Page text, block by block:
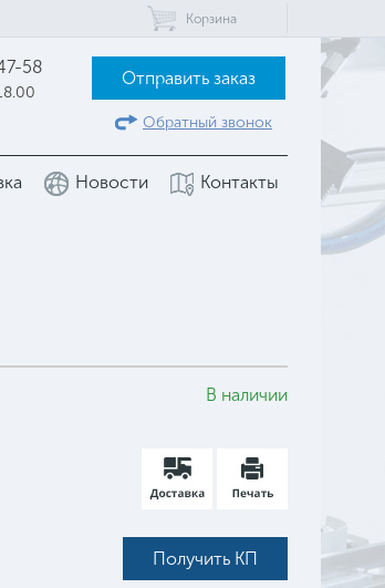
Корзина
58
Отправить заказ
Обратный звонок
Новости Контакты
В наличии
Получить КП